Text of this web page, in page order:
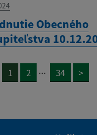
Obecného
1 2 ... 34 >